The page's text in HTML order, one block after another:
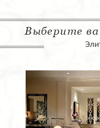
Выберите